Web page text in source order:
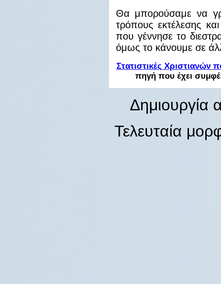
Θα μπορούσαμε να
τρόπους εκτέλεσης
που γέννησε το
όμως το κάνουμε σε
Στατιστικές
πηγή που έχει
Δημιουργία
Τελευταία